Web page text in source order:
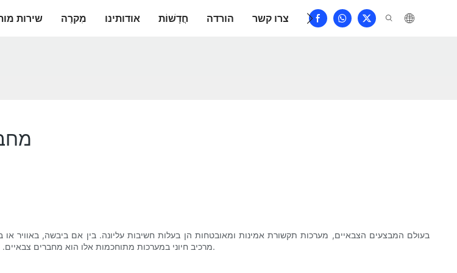
שירות מִקרֶה אודותינו חֲדָשׁוֹת הורדה צרו קשר שאלות נפוצות
בעולם המבצעים הצבאיים, מערכות תקשורת אמינות ומאובטחות הן בעלות חשיבות עליונה. בין אם ביבשה, באוויר
מרכיב חיוני במערכות מתוחכמות אלו הוא מחברים צבאיים. מחברים אלו ממלאים תפקיד חיוני בהבטחת ביצועים אופטימליים בתנאי המבצע הקשים ביותר.